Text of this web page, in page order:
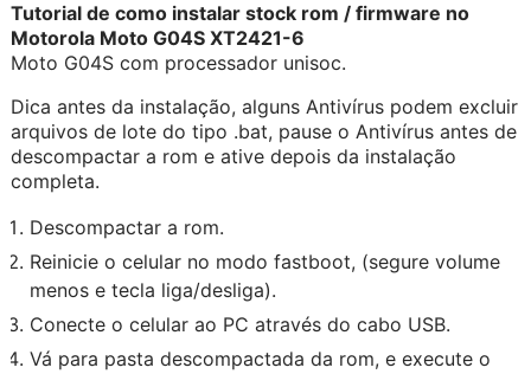
Tutorial de como instalar stock rom / firmware no
Motorola Moto G04S XT2421-6
Moto G04S com processador unisoc.
Dica antes da instalação, alguns Antivírus podem excluir
arquivos de lote do tipo .bat, pause o Antivírus antes de
descompactar a rom e ative depois da instalação
completa.
Descompactar a rom.
Reinicie o celular no modo fastboot, (segure volume
menos e tecla liga/desliga).
Conecte o celular ao PC através do cabo USB.
Vá para pasta descompactada da rom, e execute o